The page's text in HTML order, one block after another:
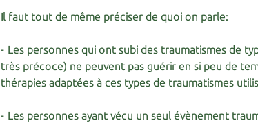
Il faut tout de même préciser de quoi on parle:
- Les personnes qui ont subi des traumatismes de
très précoce) ne peuvent pas guérir en si peu de
thérapies adaptées à ces types de traumatismes
- Les personnes ayant vécu un seul évènement